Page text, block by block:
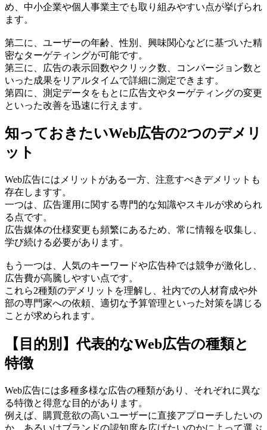
め、中小企業や個人事業主でも取り組みやすい点が挙げられ
ます。
第二に、ユーザーの年齢、性別、興味関心などに基づいた精
密なターゲティングが可能です。
第三に、広告の表示回数やクリック数、コンバージョン数と
いった成果をリアルタイムで詳細に測定できます。
第四に、測定データをもとに広告文やターゲティングの変更
といった改善を迅速に行えます。
知っておきたいWeb広告の2つのデメリ
ット
Web広告にはメリットがある一方、注意すべきデメリットも
存在しますす。
一つは、広告運用に関する専門的な知識やスキルが求められ
る点です。
広告媒体の仕様変更も頻繁にあるため、常に情報を収集し、
学び続ける必要があります。
もう一つは、人気のキーワードや広告枠では競争が激化し、
広告費が高騰しやすい点です。
これら2種類のデメリットを理解し、社内での人材育成や外
部の専門家への依頼、適切な予算管理といった対策を講じる
ことが求められます。
【目的別】代表的なWeb広告の種類と
特徴
Web広告には多種多様な広告の種類があり、それぞれに異な
る特徴と得意な目的があります。
例えば、購買意欲の高いユーザーに直接アプローチしたいの